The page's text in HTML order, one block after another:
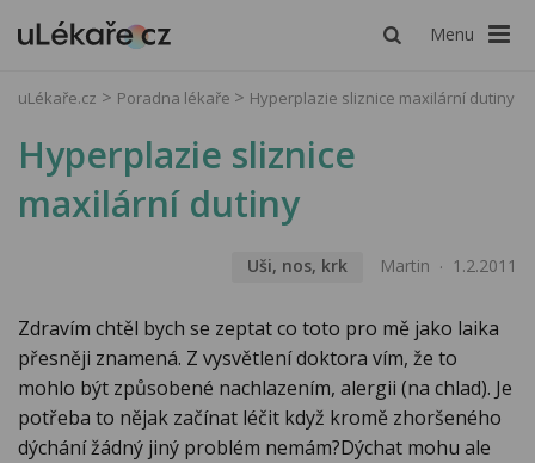
Menu
uLékaře.cz Poradna lékaře Hyperplazie sliznice maxilární dutiny
Hyperplazie sliznice
maxilární dutiny
Uši, nos, krk Martin 1.2.2011
Zdravím chtěl bych se zeptat co toto pro mě jako laika
přesněji znamená. Z vysvětlení doktora vím, že to
mohlo být způsobené nachlazením, alergii (na chlad). Je
potřeba to nějak začínat léčit když kromě zhoršeného
dýchání žádný jiný problém nemám?Dýchat mohu ale